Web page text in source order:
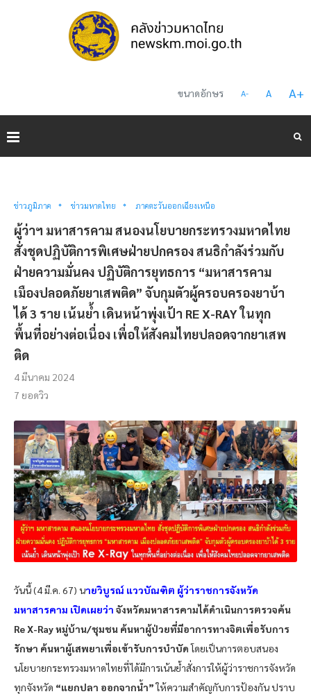
ขนาดอักษร A- A A+
ข่าวภูมิภาค ข่าวมหาดไทย ภาคตะวันออกเฉียงเหนือ
ผู้ว่าฯ มหาสารคาม สนองนโยบายกระทรวงมหาดไทย
สั่งชุดปฏิบัติการพิเศษฝ่ายปกครอง สนธิกำลังร่วมกับ
ฝ่ายความมั่นคง ปฏิบัติการยุทธการ “มหาสารคาม
เมืองปลอดภัยยาเสพติด” จับกุมตัวผู้ครอบครองยาบ้า
ได้ 3 ราย เน้นย้ำ เดินหน้าพุ่งเป้า RE X-RAY ในทุก
พื้นที่อย่างต่อเนื่อง เพื่อให้สังคมไทยปลอดจากยาเสพ
ติด
4 มีนาคม 2024
7 ยอดวิว
วันนี้ (4 มี.ค. 67) นายวิบูรณ์ แววบัณฑิต ผู้ว่าราชการจังหวัด
มหาสารคาม เปิดเผยว่า จังหวัดมหาสารคามได้ดำเนินการตรวจค้น
Re X-Ray หมู่บ้าน/ชุมชน ค้นหาผู้ป่วยที่มีอาการทางจิตเพื่อรับการ
รักษา ค้นหาผู้เสพยาเพื่อเข้ารับการบำบัดโดยเป็นการตอบสนอง
นโยบายกระทรวงมหาดไทยที่ได้มีการเน้นย้ำสั่งการให้ผู้ว่าราชการจังหวัด
ทุกจังหวัด “แยกปลา ออกจากน้ำ”ให้ความสำคัญกับการป้องกัน ปราบ